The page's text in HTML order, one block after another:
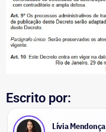
Escrito por:
Lívia Mendonça